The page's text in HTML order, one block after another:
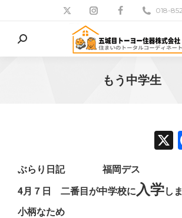
018-
検
索:
もう中学生
ぶらり日記 福岡デス
4月７日 二番目が中学校に入学し
小柄なため